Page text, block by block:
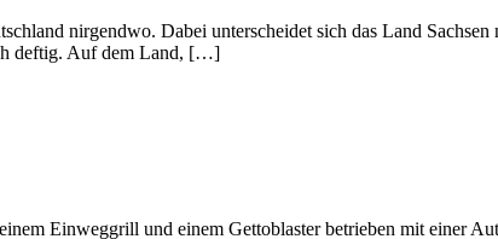
nirgendwo. Dabei unterscheidet sich das Land Sachsen
deftig. Auf dem Land, […]
Einweggrill und einem Gettoblaster betrieben mit einer